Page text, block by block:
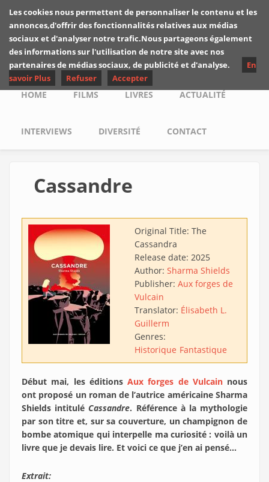
Skip to main content
Les critiques de
Yuyine
Main menu
HOME FILMS LIVRES ACTUALITÉ
INTERVIEWS DIVERSITÉ CONTACT
Cassandre
Original Title: The
Cassandra
Release date: 2025
Author: Sharma Shields
Publisher: Aux forges de
Vulcain
Translator: Élisabeth L.
Guillerm
Genres:
Historique Fantastique
Début mai, les éditions Aux forges de Vulcainnous
ont proposé un roman de l’autrice américaine Sharma
Shields intitulé Cassandre. Référence à la mythologie
par son titre et, sur sa couverture, un champignon de
bombe atomique qui interpelle ma curiosité : voilà un
livre que je devais lire. Et voici ce que j’en ai pensé…
Extrait:
Les cookies nous permettent de personnaliser le contenu et les
annonces,d'offrir des fonctionnalités relatives aux médias
sociaux et d'analyser notre trafic.Nous partageons également
des informations sur l'utilisation de notre site avec nos
partenaires de médias sociaux, de publicité et d'analyse.
En
savoir Plus
Refuser Accepter